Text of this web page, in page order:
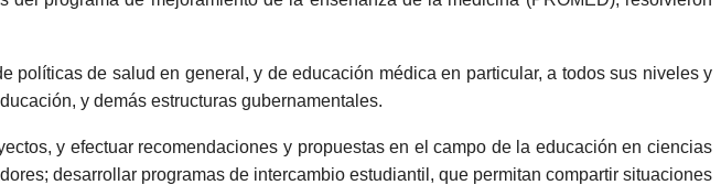
de salud en general, y de educación médica en particular, a todos sus niveles y
y demás estructuras gubernamentales.
y efectuar recomendaciones y propuestas en el campo de la educación en ciencias
desarrollar programas de intercambio estudiantil, que permitan compartir situaciones